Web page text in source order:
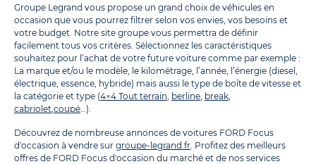
Groupe Legrand vous propose un grand choix de véhicules en
occasion que vous pourrez filtrer selon vos envies, vos besoins et
votre budget. Notre site groupe vous permettra de définir
facilement tous vos critères. Sélectionnez les caractéristiques
souhaitez pour l’achat de votre future voiture comme par exemple :
La marque et/ou le modèle, le kilométrage, l’année, l’énergie (diesel,
électrique, essence, hybride) mais aussi le type de boîte de vitesse et
la catégorie et type (4×4 Tout terrain berline break
cabriolet coupé …).
Découvrez de nombreuse annonces de voitures FORD Focus
d'occasion à vendre sur groupe-legrand.fr . Profitez des meilleurs
offres de FORD Focus d'occasion du marché et de nos services